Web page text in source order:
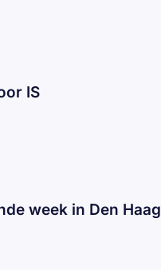
IS
week in Den Haag